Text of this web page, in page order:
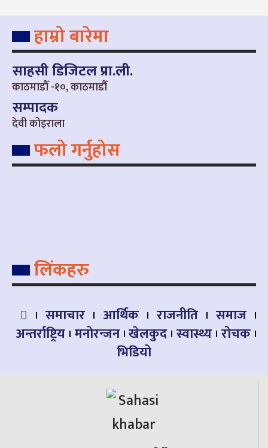
हाम्रो बारेमा
साहसी डिजिटल प्रा.ली.
काठमाडौँ -१०, काठमाडौँ
सम्पादक
देवी कोइराला
फलो गर्नुहोस
लिंकहरु
समाचार आर्थिक राजनीति
समाज
अन्तर्राष्ट्रिय मनोरन्जन खेलकुद स्वास्थ्य रोचक
भिडियो